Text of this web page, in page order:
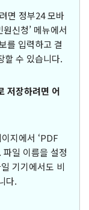
면 정부24 모바
신청’ 메뉴에서
를 입력하고 결
할 수 있습니다.
저장하려면 어
지에서 ‘PDF
일 이름을 설정
기기에서도 비
다.